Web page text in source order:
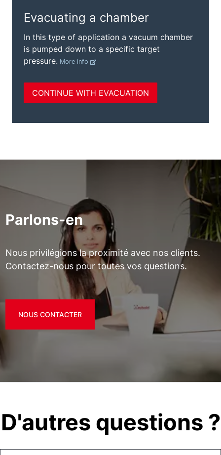
Parlons-en
Nous privilégions la proximité avec nos clients.
Contactez-nous pour toutes vos questions.
NOUS CONTACTER
D'autres questions ?